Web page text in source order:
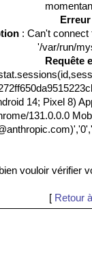
: Can't connect
'/var/run/
Requête
14; Pixel 8)
131.0.0.0
vouloir vérifier
[ Retour